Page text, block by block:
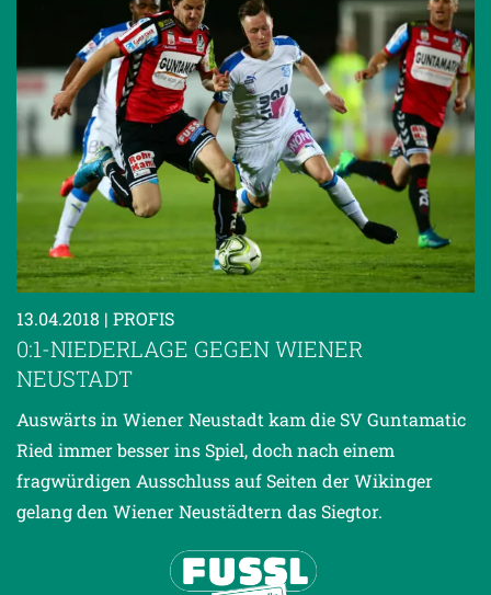
13.04.2018 | PROFIS
0:1-NIEDERLAGE GEGEN WIENER
NEUSTADT
Auswärts in Wiener Neustadt kam die SV Guntamatic
Ried immer besser ins Spiel, doch nach einem
fragwürdigen Ausschluss auf Seiten der Wikinger
gelang den Wiener Neustädtern das Siegtor.